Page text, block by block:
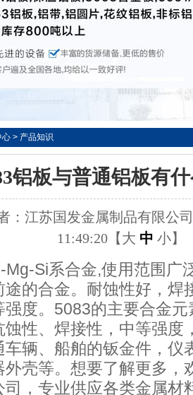
心 > 产品知识
铝板与普通铝板有
：江苏国发金属制品有限公司
11:49:20【大 中 小】
Si系合金,使用范围广
途的合金。耐蚀性好，焊
强度。5083的主要合金
蚀性、焊接性，中等强度
辆、船舶的钣金件，仪
外壳等。想要了解更多，
，专业供应各类金属材